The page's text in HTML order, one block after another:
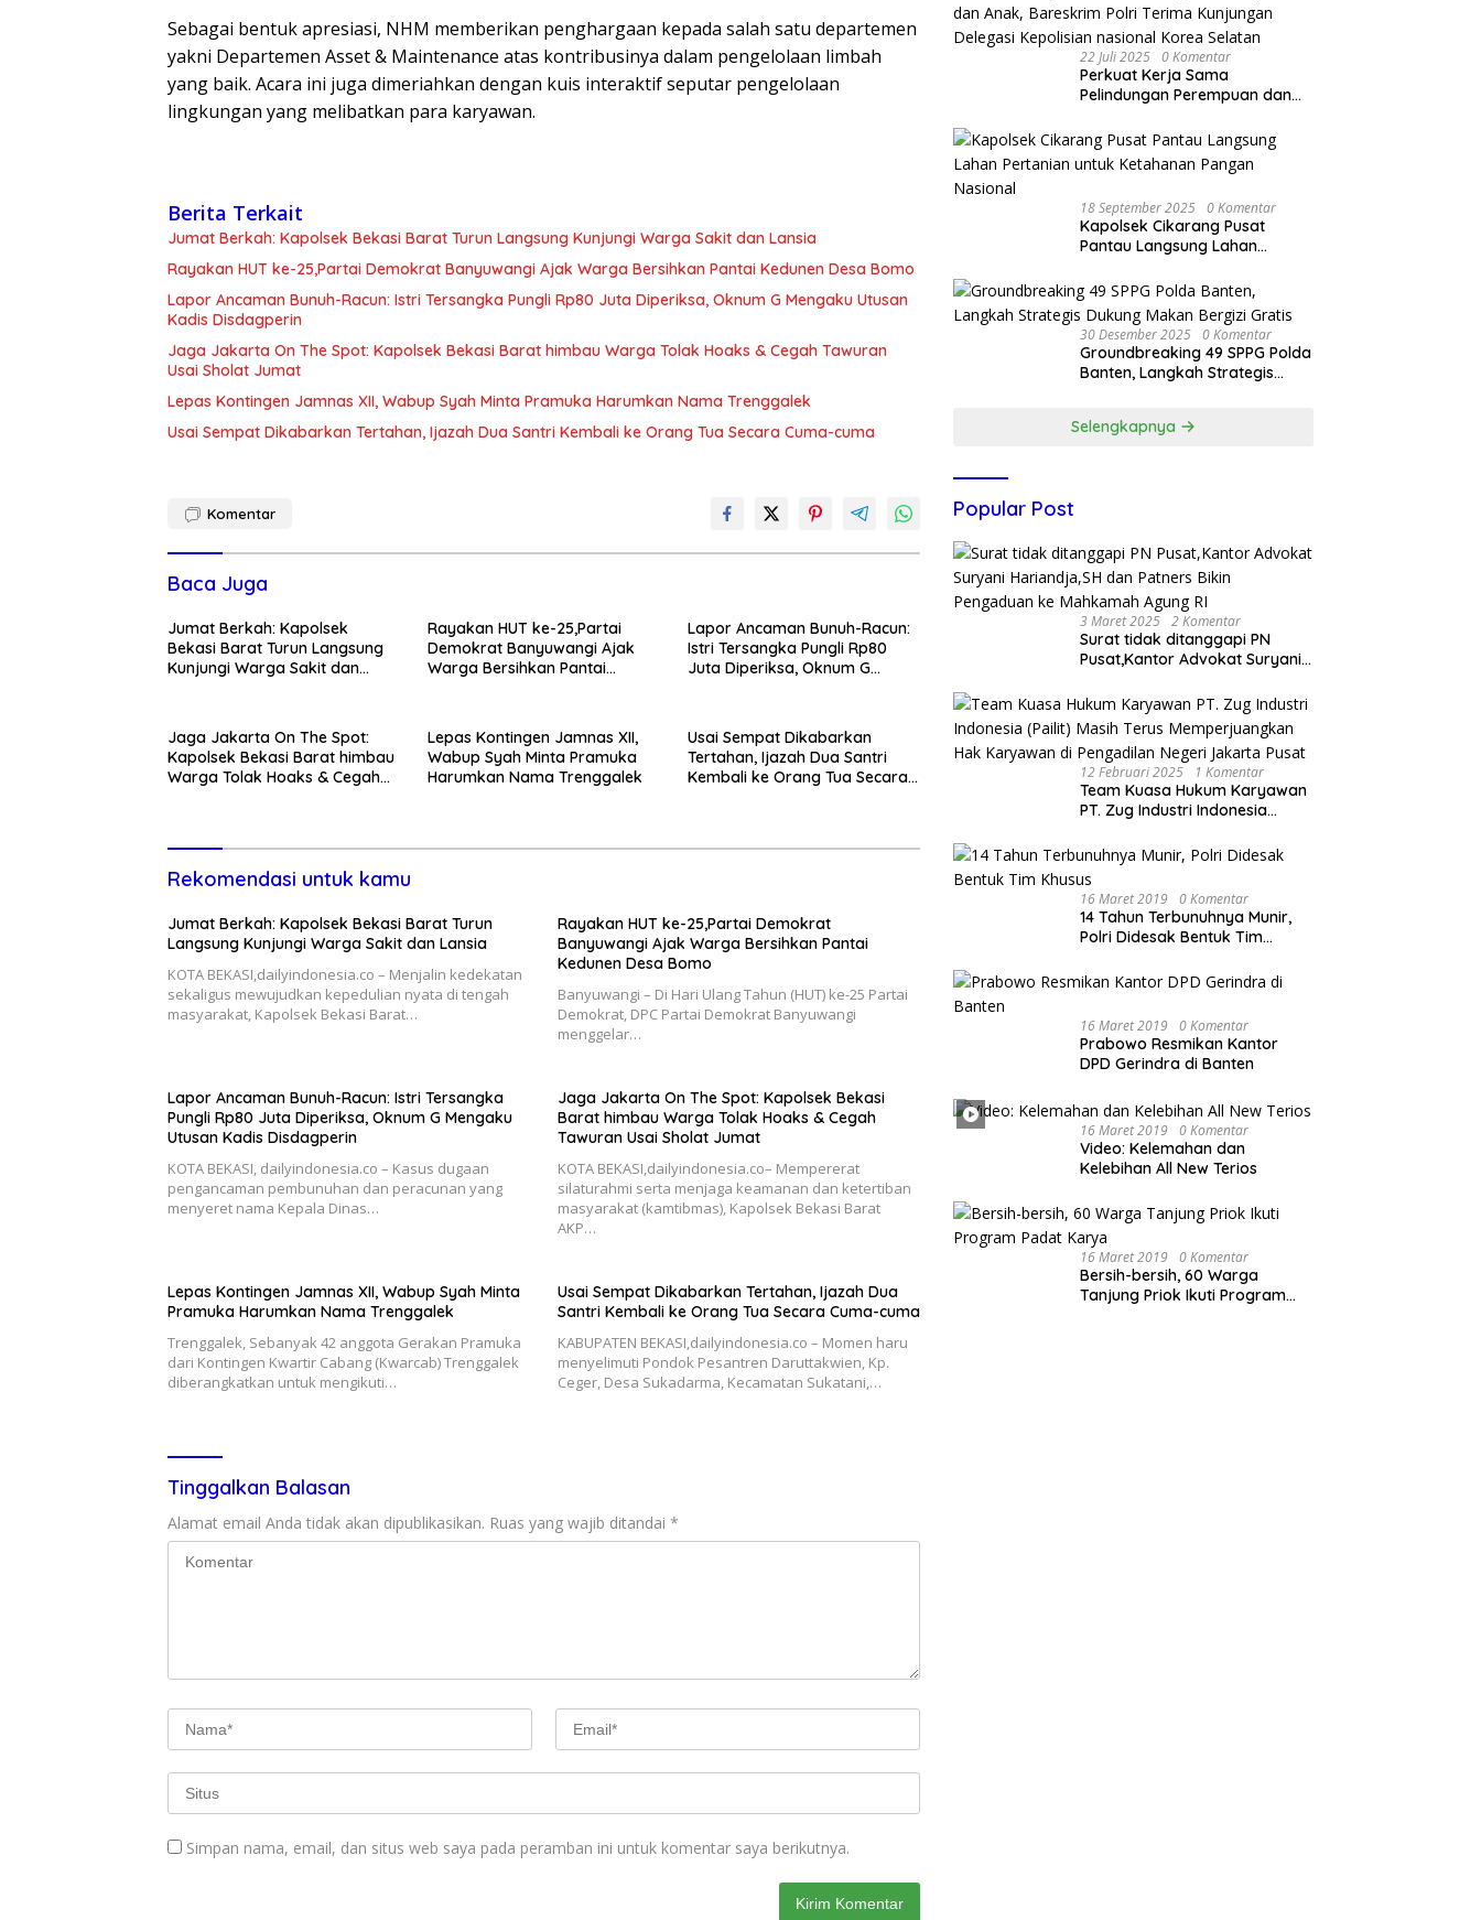
Sebagai bentuk apresiasi, NHM memberikan penghargaan kepada salah satu departemen
yakni Departemen Asset & Maintenance atas kontribusinya dalam pengelolaan limbah
yang baik. Acara ini juga dimeriahkan dengan kuis interaktif seputar pengelolaan
lingkungan yang melibatkan para karyawan.
Berita Terkait
Jumat Berkah: Kapolsek Bekasi Barat Turun Langsung Kunjungi Warga Sakit dan Lansia
Rayakan HUT ke-25,Partai Demokrat Banyuwangi Ajak Warga Bersihkan Pantai Kedunen Desa Bomo
Lapor Ancaman Bunuh-Racun: Istri Tersangka Pungli Rp80 Juta Diperiksa, Oknum G Mengaku Utusan
Kadis Disdagperin
Jaga Jakarta On The Spot: Kapolsek Bekasi Barat himbau Warga Tolak Hoaks & Cegah Tawuran
Usai Sholat Jumat
Lepas Kontingen Jamnas XII, Wabup Syah Minta Pramuka Harumkan Nama Trenggalek
Usai Sempat Dikabarkan Tertahan, Ijazah Dua Santri Kembali ke Orang Tua Secara Cuma-cuma
Komentar
Baca Juga
Jumat Berkah: Kapolsek
Bekasi Barat Turun Langsung
Kunjungi Warga Sakit dan
Rayakan HUT ke-25,Partai
Demokrat Banyuwangi Ajak
Warga Bersihkan Pantai
Lapor Ancaman Bunuh-Racun:
Istri Tersangka Pungli Rp80
Juta Diperiksa, Oknum G
Jaga Jakarta On The Spot:
Kapolsek Bekasi Barat himbau
Warga Tolak Hoaks & Cegah
Lepas Kontingen Jamnas XII,
Wabup Syah Minta Pramuka
Harumkan Nama Trenggalek
Usai Sempat Dikabarkan
Tertahan, Ijazah Dua Santri
Kembali ke Orang Tua Secara
Rekomendasi untuk kamu
Jumat Berkah: Kapolsek Bekasi Barat Turun
Langsung Kunjungi Warga Sakit dan Lansia
KOTA BEKASI,dailyindonesia.co – Menjalin kedekatan
sekaligus mewujudkan kepedulian nyata di tengah
masyarakat, Kapolsek Bekasi Barat…
Rayakan HUT ke-25,Partai Demokrat
Banyuwangi Ajak Warga Bersihkan Pantai
Kedunen Desa Bomo
Banyuwangi – Di Hari Ulang Tahun (HUT) ke-25 Partai
Demokrat, DPC Partai Demokrat Banyuwangi
menggelar…
Lapor Ancaman Bunuh-Racun: Istri Tersangka
Pungli Rp80 Juta Diperiksa, Oknum G Mengaku
Utusan Kadis Disdagperin
KOTA BEKASI, dailyindonesia.co – Kasus dugaan
pengancaman pembunuhan dan peracunan yang
menyeret nama Kepala Dinas…
Jaga Jakarta On The Spot: Kapolsek Bekasi
Barat himbau Warga Tolak Hoaks & Cegah
Tawuran Usai Sholat Jumat
KOTA BEKASI,dailyindonesia.co– Mempererat
silaturahmi serta menjaga keamanan dan ketertiban
masyarakat (kamtibmas), Kapolsek Bekasi Barat
AKP…
Lepas Kontingen Jamnas XII, Wabup Syah Minta
Pramuka Harumkan Nama Trenggalek
Trenggalek, Sebanyak 42 anggota Gerakan Pramuka
dari Kontingen Kwartir Cabang (Kwarcab) Trenggalek
diberangkatkan untuk mengikuti…
Usai Sempat Dikabarkan Tertahan, Ijazah Dua
Santri Kembali ke Orang Tua Secara Cuma-cuma
KABUPATEN BEKASI,dailyindonesia.co – Momen haru
menyelimuti Pondok Pesantren Daruttakwien, Kp.
Ceger, Desa Sukadarma, Kecamatan Sukatani,…
Tinggalkan Balasan
Alamat email Anda tidak akan dipublikasikan. Ruas yang wajib ditandai *
Simpan nama, email, dan situs web saya pada peramban ini untuk komentar saya berikutnya.
22 Juli 2025 0 Komentar
Perkuat Kerja Sama
Pelindungan Perempuan dan
Kunjungan Delegasi Kepolisian
nasional Korea Selatan
18 September 2025 0 Komentar
Kapolsek Cikarang Pusat
Pantau Langsung Lahan
Pangan Nasional
30 Desember 2025 0 Komentar
Groundbreaking 49 SPPG Polda
Banten, Langkah Strategis
Selengkapnya
Popular Post
3 Maret 2025 2 Komentar
Surat tidak ditanggapi PN
Pusat,Kantor Advokat Suryani
Pengaduan ke Mahkamah
Agung RI
12 Februari 2025 1 Komentar
Team Kuasa Hukum Karyawan
PT. Zug Industri Indonesia
Memperjuangkan Hak
Karyawan di Pengadilan Negeri
Jakarta Pusat
16 Maret 2019 0 Komentar
14 Tahun Terbunuhnya Munir,
Polri Didesak Bentuk Tim
16 Maret 2019 0 Komentar
Prabowo Resmikan Kantor
DPD Gerindra di Banten
16 Maret 2019 0 Komentar
Video: Kelemahan dan
Kelebihan All New Terios
16 Maret 2019 0 Komentar
Bersih-bersih, 60 Warga
Tanjung Priok Ikuti Program